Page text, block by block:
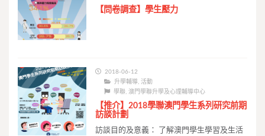
【問卷調查】學生壓力
2018-06-12
升學輔導 ,活動
學聯 ,澳門學聯升學及心理輔導中心
【推介】2018學聯澳門學生系列研究前期
訪談計劃
訪談目的及意義： 了解澳門學生學習及生活